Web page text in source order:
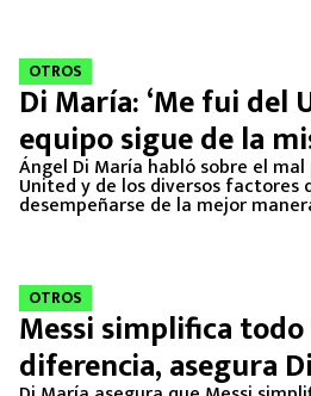
NFL
OTROS
Di María: ‘Me fui del
equipo sigue de la
Ángel Di María habló sobre el
United y de los diversos factores
desempeñarse de la mejor
OTROS
Messi simplifica todo
diferencia, asegura